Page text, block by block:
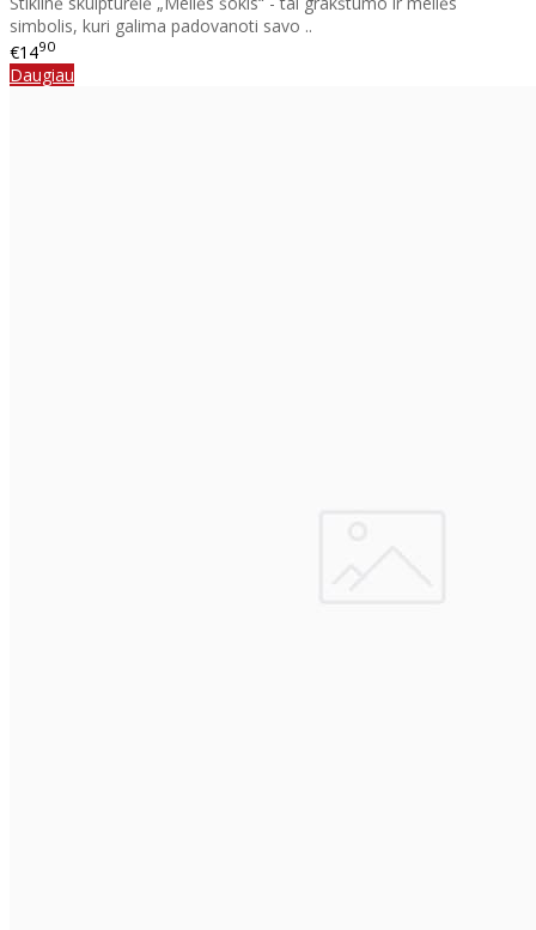
simbolis, kuri galima padovanoti savo ..
€1490
Daugiau